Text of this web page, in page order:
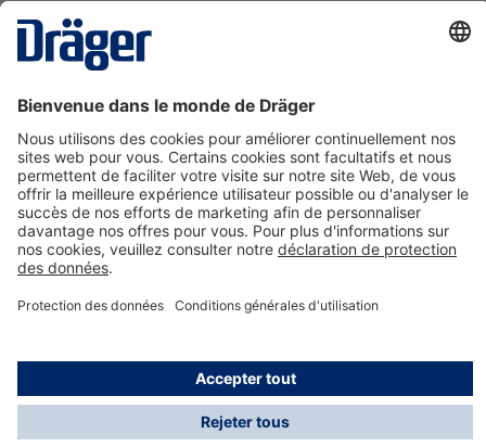
La technologie
Nous contacter
A propos de Dräger
Informations
*Les taxes et les frais d'expédition ne sont pas inclus
dans les prix indiqués, sauf mention contraire. Des frais